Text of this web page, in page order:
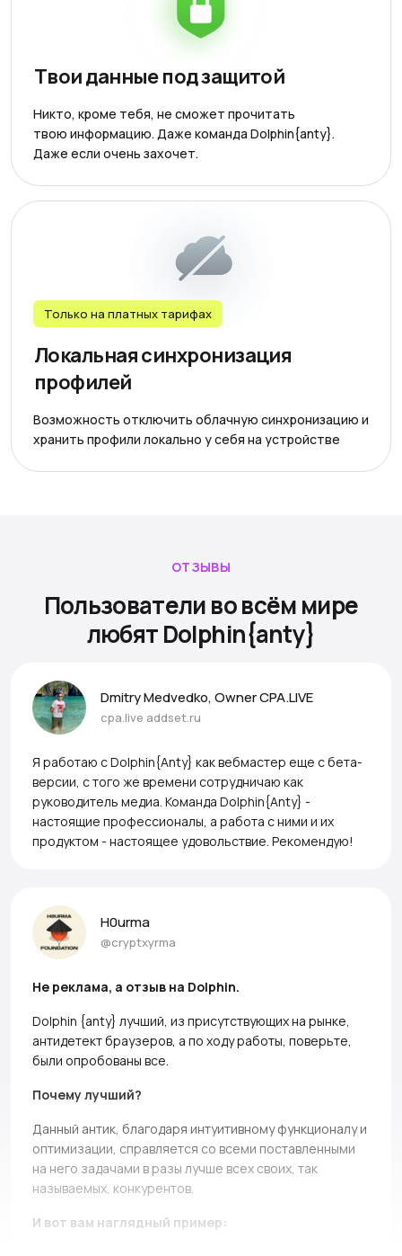
Твои данные под защитой
Никто, кроме тебя, не сможет прочитать
твою информацию. Даже команда Dolphin{anty}.
Даже если очень захочет.
Только на платных тарифах
Локальная синхронизация
профилей
Возможность отключить облачную синхронизацию и
хранить профили локально у себя на устройстве
ОТЗЫВЫ
Пользователи во всём мире
любят Dolphin{anty}
Dmitry Medvedko, Owner CPA.LIVE
cpa.live addset.ru
Я работаю с Dolphin{Anty} как вебмастер еще с бета-
версии, с того же времени сотрудничаю как
руководитель медиа. Команда Dolphin{Anty} -
настоящие профессионалы, а работа с ними и их
продуктом - настоящее удовольствие. Рекомендую!
H0urma
@cryptxyrma
Не реклама, а отзыв на Dolphin.
Dolphin {anty} лучший, из присутствующих на рынке,
антидетект браузеров, а по ходу работы, поверьте,
были опробованы все.
Почему лучший?
Данный антик, благодаря интуитивному функционалу и
оптимизации, справляется со всеми поставленными
на него задачами в разы лучше всех своих, так
называемых, конкурентов.
И вот вам наглядный пример: